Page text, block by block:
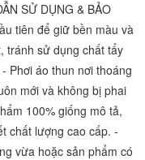
SỬ DỤNG & BẢO
tiên để giữ bền màu và
tránh sử dụng chất tẩy
Phơi áo thun nơi thoáng
mới và không bị phai
100% giống mô tả,
chất lượng cao cấp. -
vừa hoặc sản phẩm có